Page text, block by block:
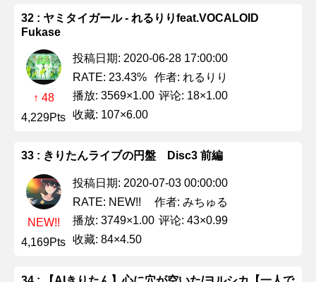
32 : ヤミタイガール - れるりりfeat.VOCALOID
Fukase
↑ 48
4,229Pts
投稿日期: 2020-06-28 17:00:00
RATE: 23.43%
作者: れるりり
播放: 3569×1.00 评论: 18×1.00
收藏: 107×6.00
33 : きりたんライブの円盤 Disc3 前編
NEW!!
4,169Pts
投稿日期: 2020-07-03 00:00:00
RATE: NEW!!
作者: みちゅる
播放: 3749×1.00 评论: 43×0.99
收藏: 84×4.50